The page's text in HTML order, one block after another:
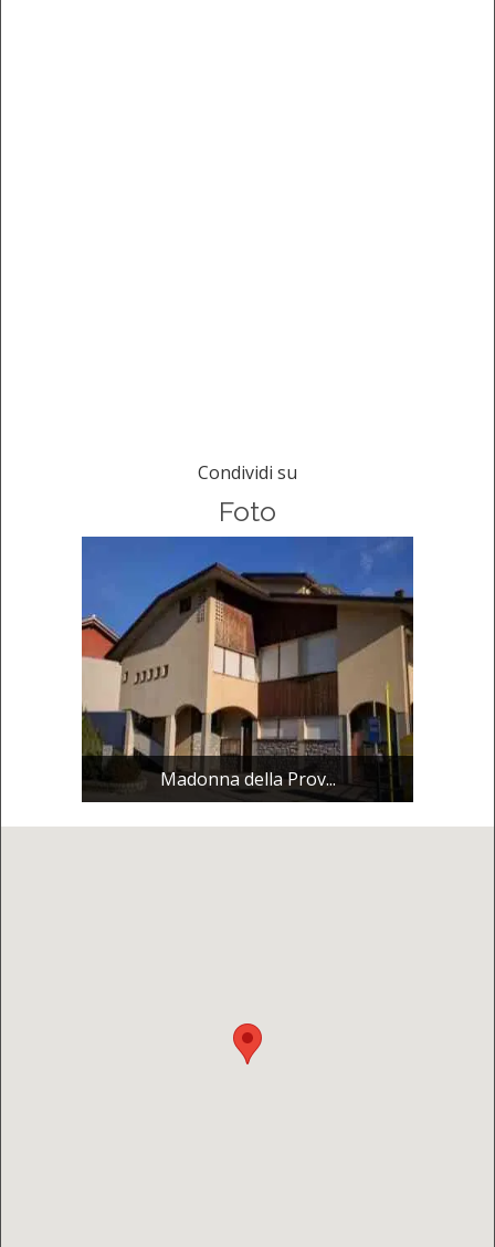
Condividi su
Foto
Madonna della Prov...